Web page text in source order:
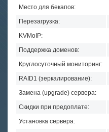
Место для бекапов:
Перезагрузка:
KVMoIP:
Поддержка доменов:
Круглосуточный мониторинг:
RAID1 (зеркалирование):
Замена (upgrade) сервера:
Скидки при предоплате:
Установка сервера: